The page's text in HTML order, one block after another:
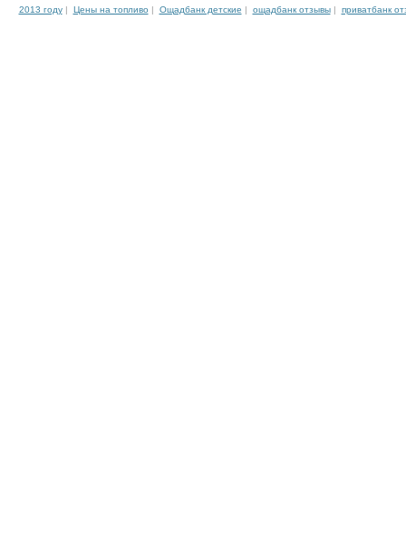
2013 году| Цены на топливо | Ощадбанк детские | ощадбанк отзывы| приватбанк